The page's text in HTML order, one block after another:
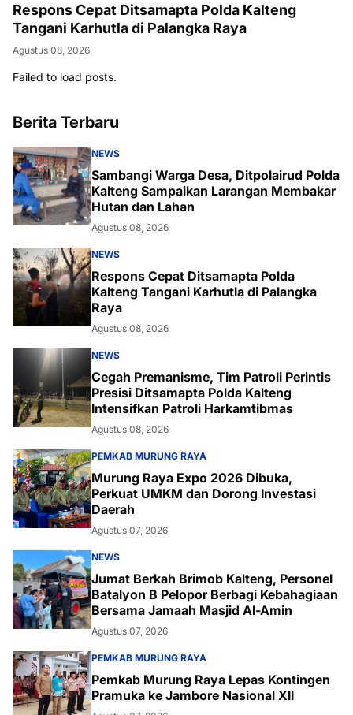
Respons Cepat Ditsamapta Polda Kalteng
Tangani Karhutla di Palangka Raya
Agustus 08, 2026
Failed to load posts.
Berita Terbaru
NEWS
Sambangi Warga Desa, Ditpolairud Polda
Kalteng Sampaikan Larangan Membakar
Hutan dan Lahan
Agustus 08, 2026
NEWS
Respons Cepat Ditsamapta Polda
Kalteng Tangani Karhutla di Palangka
Raya
Agustus 08, 2026
NEWS
Cegah Premanisme, Tim Patroli Perintis
Presisi Ditsamapta Polda Kalteng
Intensifkan Patroli Harkamtibmas
Agustus 08, 2026
PEMKAB MURUNG RAYA
Murung Raya Expo 2026 Dibuka,
Perkuat UMKM dan Dorong Investasi
Daerah
Agustus 07, 2026
NEWS
Jumat Berkah Brimob Kalteng, Personel
Batalyon B Pelopor Berbagi Kebahagiaan
Bersama Jamaah Masjid Al-Amin
Agustus 07, 2026
PEMKAB MURUNG RAYA
Pemkab Murung Raya Lepas Kontingen
Pramuka ke Jambore Nasional XII